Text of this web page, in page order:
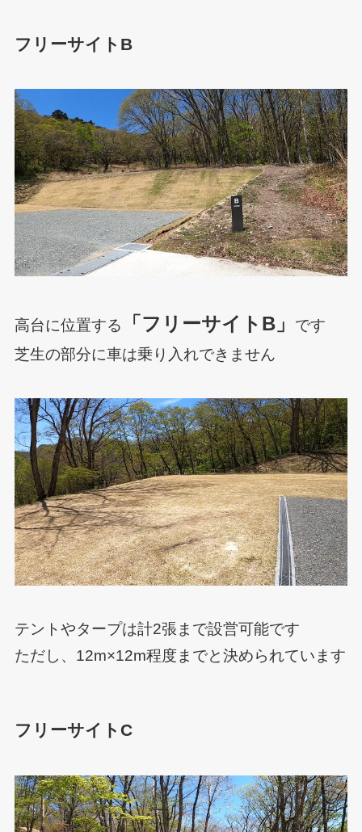
フリーサイトB
高台に位置する 「フリーサイトB」
です
芝生の部分に車は乗り入れできません
テントやタープは計2張まで設営可能です
ただし、12m×12m程度までと決められています
フリーサイトC